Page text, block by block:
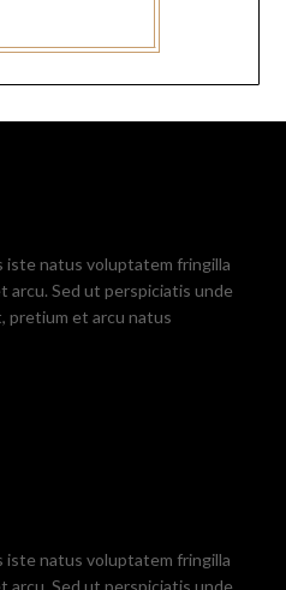
iste natus voluptatem fringilla
arcu. Sed ut perspiciatis unde
pretium et arcu natus
iste natus voluptatem fringilla